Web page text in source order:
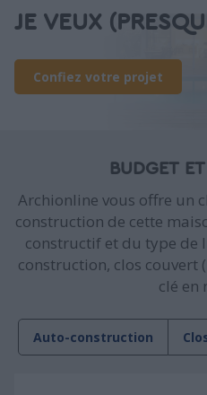
JE VEUX
Confiez votre projet
BUDGET
Archionline vous offre un
construction de cette
constructif et du type de
construction, clos couvert
clé en
Auto-construction